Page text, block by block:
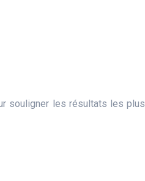
souligner les résultats les plus